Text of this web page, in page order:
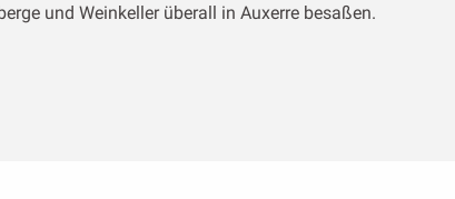
und Weinkeller überall in Auxerre besaßen.